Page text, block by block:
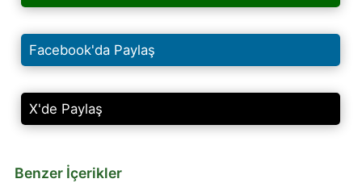
Facebook'da Paylaş
X'de Paylaş
Benzer İçerikler